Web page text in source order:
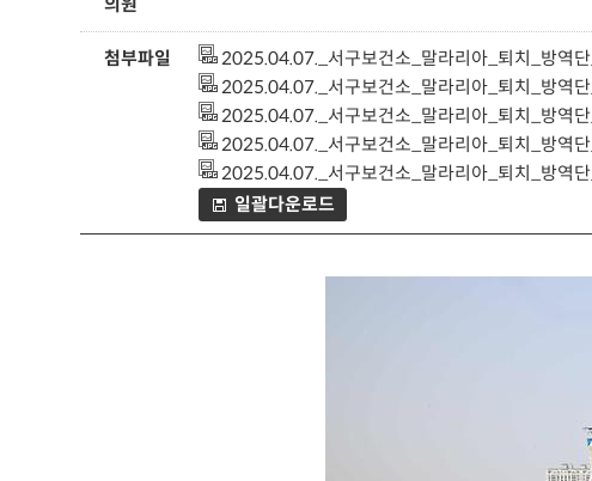
첨부파일 2025.04.07._서구보건소_말라리아_퇴치_방역
2025.04.07._서구보건소_말라리아_퇴치_방역
2025.04.07._서구보건소_말라리아_퇴치_방역
2025.04.07._서구보건소_말라리아_퇴치_방역
2025.04.07._서구보건소_말라리아_퇴치_방역
일괄다운로드